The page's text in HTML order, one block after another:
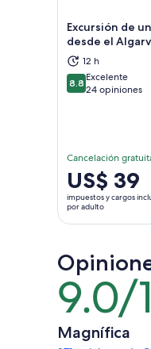
Excursión de
desde el
12 h
8.88.8 de 10
Excelente
24 opiniones
Cancelación
El
precio
es
de
por
adulto
US$ 39
impuestos y cargos
por adulto
9.0/
9.0
de
10
Magnífica